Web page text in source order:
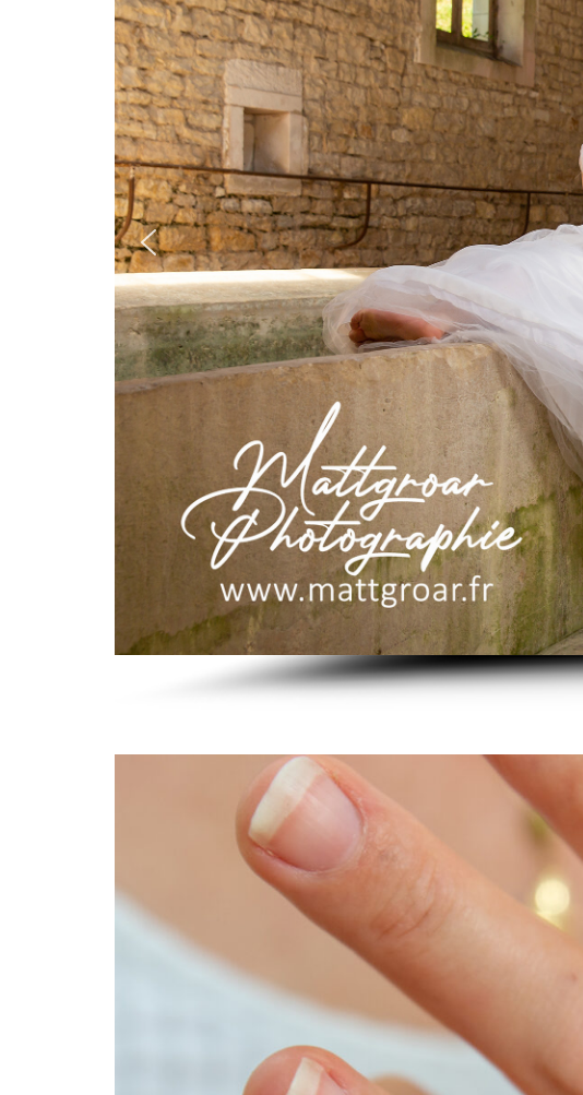
INFORMATIONS SUR LE PROJET « PLURI-